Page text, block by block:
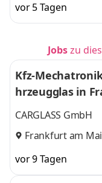
vor 5 Tagen
Jobszu
Kfz-
hrzeugglas in
uereinstieg - 378
CARGLASS GmbH
Frankfurt am
vor 9 Tagen